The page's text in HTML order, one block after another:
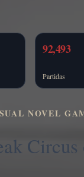
92,493
Partidas
NOVEL